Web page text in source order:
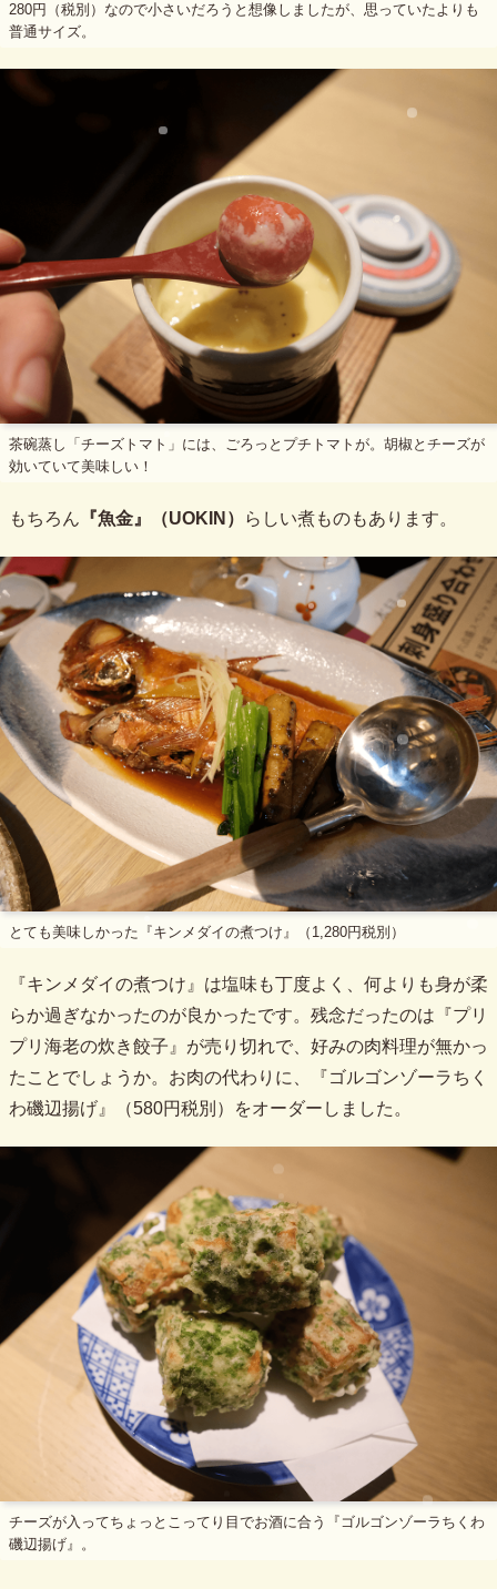
280円（税別）なので小さいだろうと想像しましたが、思っていたよりも
普通サイズ。
茶碗蒸し「チーズトマト」には、ごろっとプチトマトが。胡椒とチーズが
効いていて美味しい！
もちろん 『魚金』（UOKIN） らしい煮ものもあります。
とても美味しかった『キンメダイの煮つけ』（1,280円税別）
『キンメダイの煮つけ』は塩味も丁度よく、何よりも身が柔
らか過ぎなかったのが良かったです。残念だったのは『プリ
プリ海老の炊き餃子』が売り切れで、好みの肉料理が無かっ
たことでしょうか。お肉の代わりに、『ゴルゴンゾーラちく
わ磯辺揚げ』（580円税別）をオーダーしました。
チーズが入ってちょっとこってり目でお酒に合う『ゴルゴンゾーラちくわ
磯辺揚げ』。